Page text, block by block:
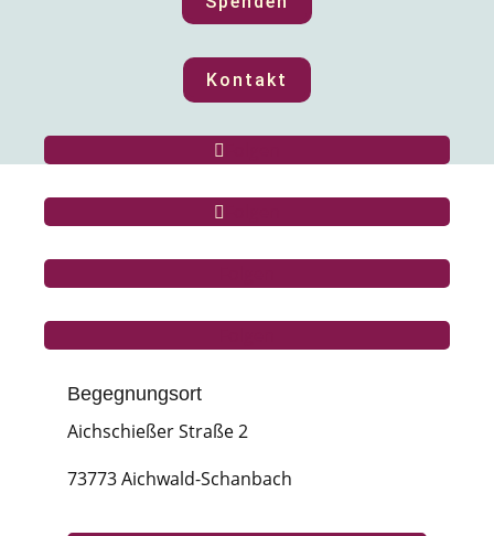
Kontakt
Begegnungsort
Aichschießer Straße 2
73773 Aichwald-Schanbach